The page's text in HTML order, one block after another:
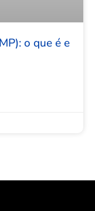
o que é e